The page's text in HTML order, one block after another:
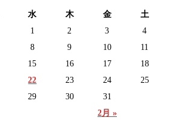
水 木 金 土
2月 »
1 2 3
4
8 9 10
11
15 16 17
18
22 23 24
25
29 30 31